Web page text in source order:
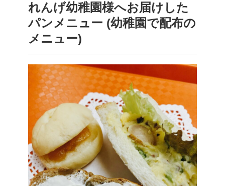
れんげ幼稚園様へお届けした
パンメニュー (幼稚園で配布の
メニュー)